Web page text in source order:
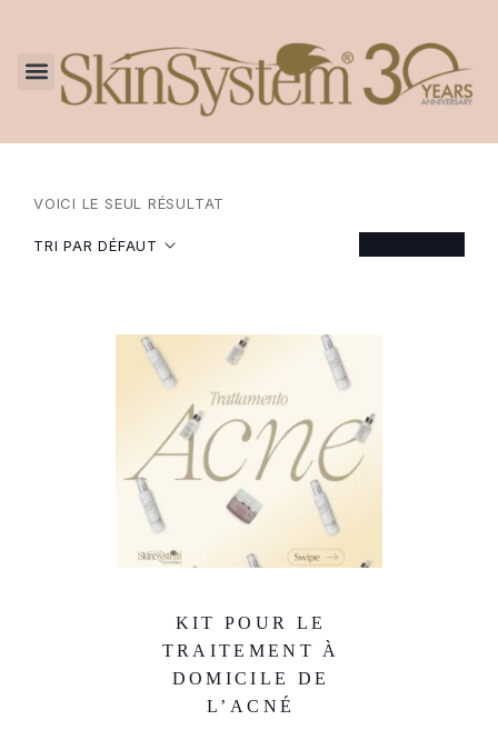
VOICI LE SEUL RÉSULTAT
TRI PAR DÉFAUT
KIT POUR LE
TRAITEMENT À
DOMICILE DE
L’ACNÉ